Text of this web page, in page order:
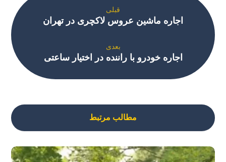
قبلی
اجاره ماشین عروس لاکچری در تهران
بعدی
اجاره خودرو با راننده در اختیار ساعتی
مطالب مرتبط